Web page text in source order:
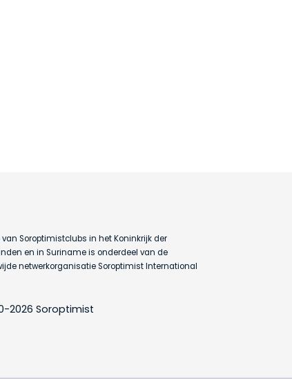
van Soroptimistclubs in het Koninkrijk der
en in Suriname is onderdeel van de
netwerkorganisatie Soroptimist International
2026 Soroptimist